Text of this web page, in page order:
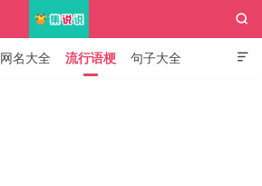

网名大全 流行语梗 句子大全
